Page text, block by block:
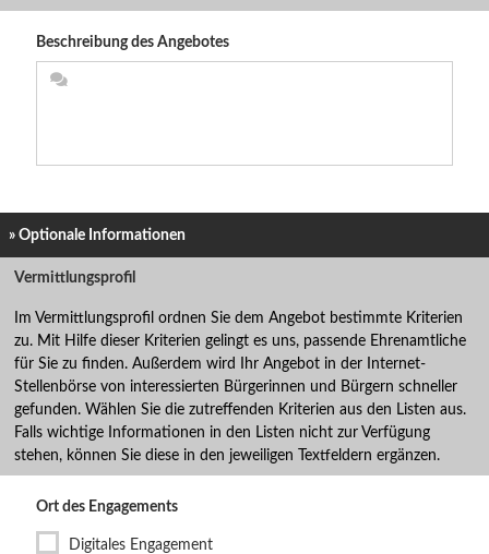
Beschreibung des Angebotes
» Optionale Informationen
Vermittlungsprofil
Im Vermittlungsprofil ordnen Sie dem Angebot bestimmte Kriterien
zu. Mit Hilfe dieser Kriterien gelingt es uns, passende Ehrenamtliche
für Sie zu finden. Außerdem wird Ihr Angebot in der Internet-
Stellenbörse von interessierten Bürgerinnen und Bürgern schneller
gefunden. Wählen Sie die zutreffenden Kriterien aus den Listen aus.
Falls wichtige Informationen in den Listen nicht zur Verfügung
stehen, können Sie diese in den jeweiligen Textfeldern ergänzen.
Ort des Engagements
Digitales Engagement